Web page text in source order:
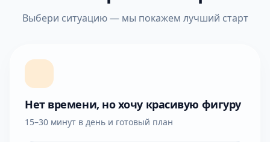
Выбери ситуацию — мы покажем лучший старт
Нет времени, но хочу красивую фигуру
15–30 минут в день и готовый план